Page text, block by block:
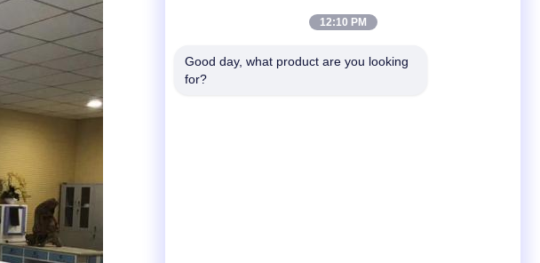
12:10 PM
Good day, what product are you looking
for?